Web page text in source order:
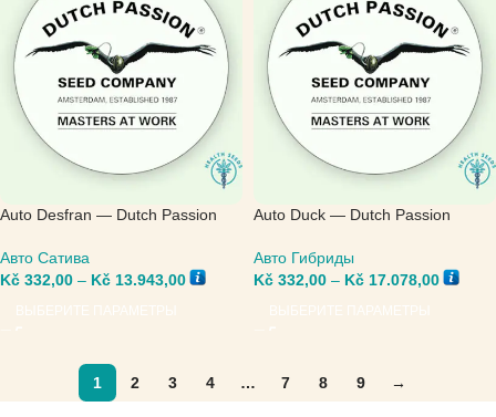
Auto Desfran — Dutch Passion
Авто Сатива
Kč 332,00 – Kč 13.943,00
Auto Duck — Dutch Passion
Авто Гибриды
Kč 332,00 – Kč 17.078,00
1 2 3 4 … 7 8 9 →